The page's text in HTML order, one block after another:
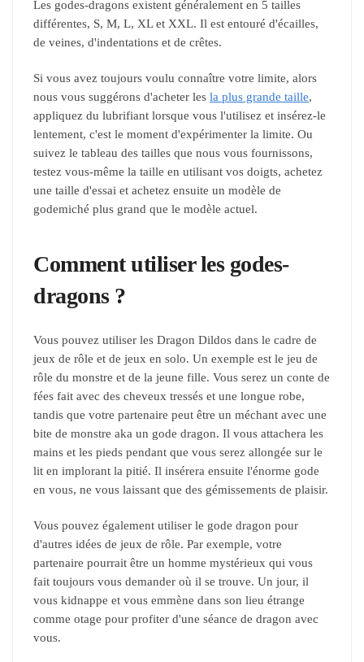
Les godes-dragons existent généralement en 5 tailles
différentes, S, M, L, XL et XXL. Il est entouré d'écailles,
de veines, d'indentations et de crêtes.
Si vous avez toujours voulu connaître votre limite, alors
nous vous suggérons d'acheter les la plus grande taille,
appliquez du lubrifiant lorsque vous l'utilisez et insérez-le
lentement, c'est le moment d'expérimenter la limite. Ou
suivez le tableau des tailles que nous vous fournissons,
testez vous-même la taille en utilisant vos doigts, achetez
une taille d'essai et achetez ensuite un modèle de
godemiché plus grand que le modèle actuel.
Comment utiliser les godes-
dragons ?
Vous pouvez utiliser les Dragon Dildos dans le cadre de
jeux de rôle et de jeux en solo. Un exemple est le jeu de
rôle du monstre et de la jeune fille. Vous serez un conte de
fées fait avec des cheveux tressés et une longue robe,
tandis que votre partenaire peut être un méchant avec une
bite de monstre aka un gode dragon. Il vous attachera les
mains et les pieds pendant que vous serez allongée sur le
lit en implorant la pitié. Il insérera ensuite l'énorme gode
en vous, ne vous laissant que des gémissements de plaisir.
Vous pouvez également utiliser le gode dragon pour
d'autres idées de jeux de rôle. Par exemple, votre
partenaire pourrait être un homme mystérieux qui vous
fait toujours vous demander où il se trouve. Un jour, il
vous kidnappe et vous emmène dans son lieu étrange
comme otage pour profiter d'une séance de dragon avec
vous.